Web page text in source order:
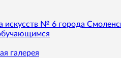
искусств № 6 города
галерея